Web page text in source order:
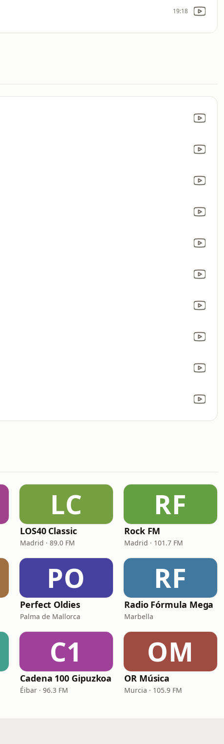
19:18
LC
LOS40 Classic
Madrid · 89.0 FM
RF
Rock FM
Madrid · 101.7 FM
PO
Perfect Oldies
Palma de Mallorca
RF
Radio Fórmula Mega
Marbella
C1
Cadena 100 Gipuzkoa
Éibar · 96.3 FM
OM
OR Música
Murcia · 105.9 FM